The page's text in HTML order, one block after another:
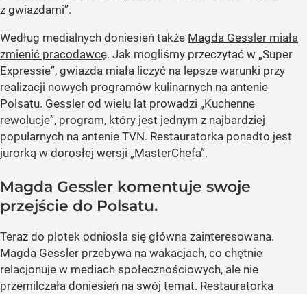
z gwiazdami”.
Według medialnych doniesień także Magda Gessler miała
zmienić pracodawcę. Jak mogliśmy przeczytać w „Super
Expressie”, gwiazda miała liczyć na lepsze warunki przy
realizacji nowych programów kulinarnych na antenie
Polsatu. Gessler od wielu lat prowadzi „Kuchenne
rewolucje”, program, który jest jednym z najbardziej
popularnych na antenie TVN. Restauratorka ponadto jest
jurorką w dorosłej wersji „MasterChefa”.
Magda Gessler komentuje swoje
przejście do Polsatu.
Teraz do plotek odniosła się główna zainteresowana.
Magda Gessler przebywa na wakacjach, co chętnie
relacjonuje w mediach społecznościowych, ale nie
przemilczała doniesień na swój temat. Restauratorka